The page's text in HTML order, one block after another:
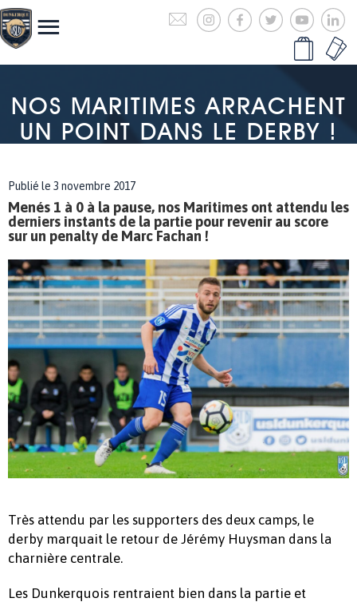
NOS MARITIMES ARRACHENT
UN POINT DANS LE DERBY !
Publié le 3 novembre 2017
Menés 1 à 0 à la pause, nos Maritimes ont attendu les
derniers instants de la partie pour revenir au score
sur un penalty de Marc Fachan !
Très attendu par les supporters des deux camps, le
derby marquait le retour de Jérémy Huysman dans la
charnière centrale.
Les Dunkerquois rentraient bien dans la partie et